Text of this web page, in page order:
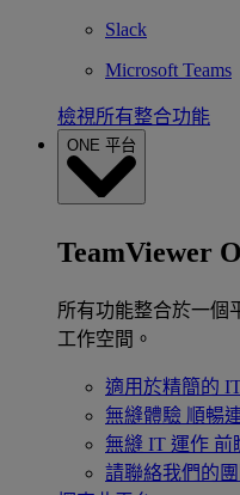
Slack
Microsoft Teams
檢視所有整合功能
ONE 平台
TeamViewer
所有功能整合於一個
工作空間。
適用於精簡的
無縫體驗 順暢
無縫 IT 運作 前
請聯絡我們的